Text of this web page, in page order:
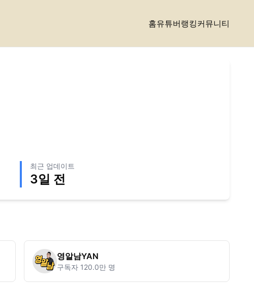
홈유튜버랭킹커뮤니티
최근 업데이트
3일 전
영알남YAN
구독자 120.0만 명